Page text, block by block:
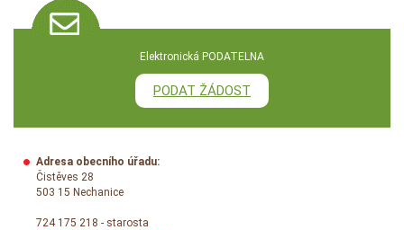
Elektronická PODATELNA
PODAT ŽÁDOST
Adresa obecního úřadu:
Čistěves 28
503 15 Nechanice
724 175 218 - starosta